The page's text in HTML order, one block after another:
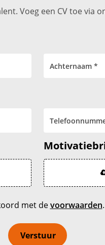
Voeg een CV toe via
met devoorwaarden.
Verstuur